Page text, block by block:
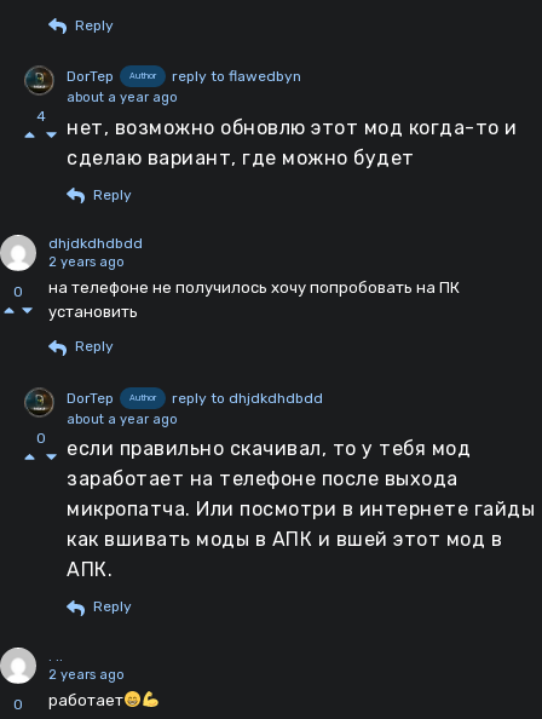
Reply
4
DorTep Author reply to flawedbyn
about a year ago
нет, возможно обновлю этот мод когда-то и
сделаю вариант, где можно будет
Reply
0
dhjdkdhdbdd
2 years ago
на телефоне не получилось хочу попробовать на ПК
установить
Reply
0
DorTep Author reply to dhjdkdhdbdd
about a year ago
если правильно скачивал, то у тебя мод
заработает на телефоне после выхода
микропатча. Или посмотри в интернете гайды
как вшивать моды в АПК и вшей этот мод в
АПК.
Reply
0
2 years ago
работает